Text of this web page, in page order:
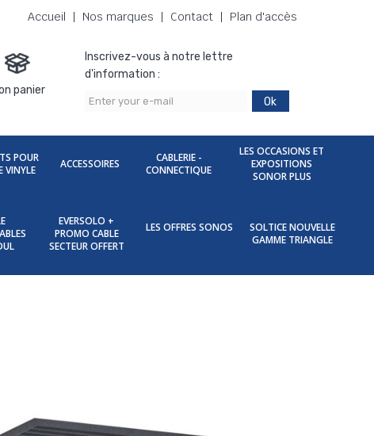
Accueil Nos marques Contact Plan d'accès
panier
Inscrivez-vous à notre lettre
d'information :
Ok
POUR
VINYLE
ACCESSOIRES
CABLERIE -
CONNECTIQUE
LES OCCASIONS ET
EXPOSITIONS
SONOR PLUS
EVERSOLO +
PROMO CABLE
SECTEUR OFFERT
LES OFFRES SONOS
SOLTICE NOUVELLE
GAMME TRIANGLE